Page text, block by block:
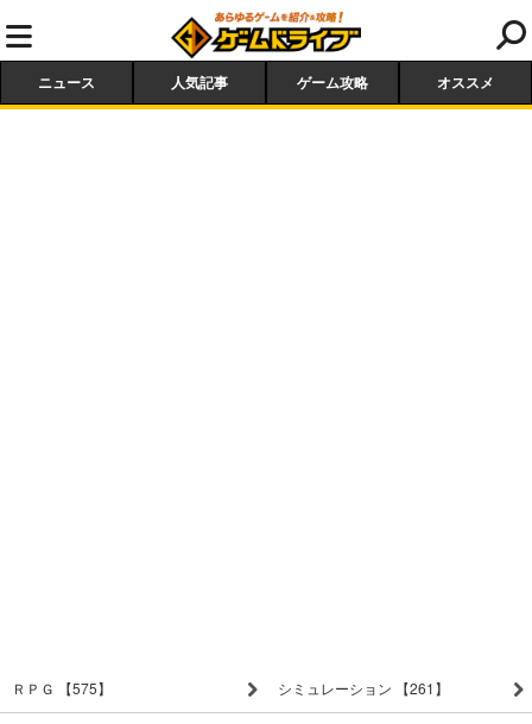
ニュース 人気記事 ゲーム攻略 オススメ
ＲＰＧ 【575】 シミュレーション 【261】